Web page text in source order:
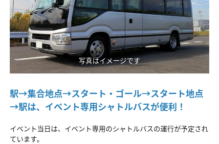
写真はイメージです
駅→集合地点→スタート・ゴール→スタート地点
→駅は、イベント専用シャトルバスが便利！
イベント当日は、イベント専用のシャトルバスの運行が予定され
ています。